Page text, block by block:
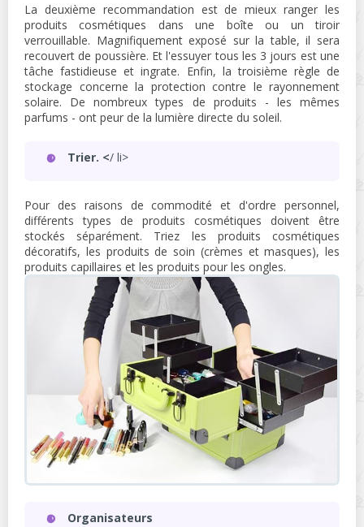
La deuxième recommandation est de mieux ranger les
produits cosmétiques dans une boîte ou un tiroir
verrouillable. Magnifiquement exposé sur la table, il sera
recouvert de poussière. Et l'essuyer tous les 3 jours est une
tâche fastidieuse et ingrate. Enfin, la troisième règle de
stockage concerne la protection contre le rayonnement
solaire. De nombreux types de produits - les mêmes
parfums - ont peur de la lumière directe du soleil.
Trier. </ li>
Pour des raisons de commodité et d'ordre personnel,
différents types de produits cosmétiques doivent être
stockés séparément. Triez les produits cosmétiques
décoratifs, les produits de soin (crèmes et masques), les
produits capillaires et les produits pour les ongles.
Organisateurs